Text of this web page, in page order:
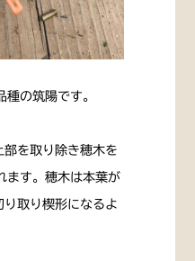
の筑陽です。
を取り除き穂木を
ます。穂木は本葉が
取り楔形になるよ